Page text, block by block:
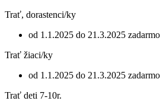
Trať, dorastenci/ky
od 1.1.2025 do 21.3.2025 zadarmo
Trať žiaci/ky
od 1.1.2025 do 21.3.2025 zadarmo
Trať deti 7-10r.